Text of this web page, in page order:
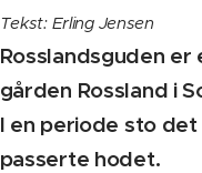
Tekst: Erling Jensen
Rosslandsguden
gården Rossland i
I en periode sto
passerte hodet.